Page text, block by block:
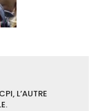
L’AUTRE